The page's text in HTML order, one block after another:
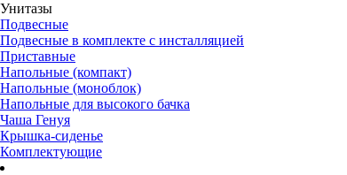
Унитазы
Подвесные
Подвесные в комплекте с инсталляцией
Приставные
Напольные (компакт)
Напольные (моноблок)
Напольные для высокого бачка
Чаша Генуя
Крышка-сиденье
Комплектующие